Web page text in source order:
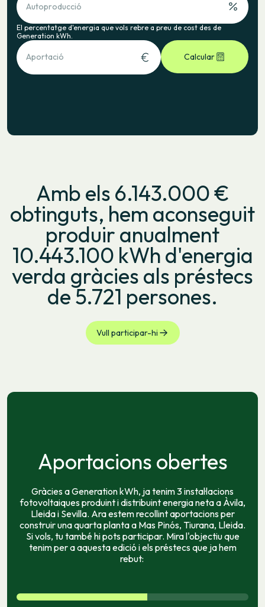
Autoproducció
El percentatge d'energia que vols rebre a preu de cost des de
Generation kWh.
Aportació Calcular
Amb els 6.143.000 €
obtinguts, hem aconseguit
produir anualment
10.443.100 kWh d'energia
verda gràcies als préstecs
de 5.721 persones.
Vull participar-hi
Aportacions obertes
Gràcies a Generation kWh, ja tenim 3 instal·lacions
fotovoltaiques produint i distribuint energia neta a Àvila,
Lleida i Sevilla. Ara estem recollint aportacions per
construir una quarta planta a Mas Pinós, Tiurana, Lleida.
Si vols, tu també hi pots participar. Mira l'objectiu que
tenim per a aquesta edició i els préstecs que ja hem
rebut: